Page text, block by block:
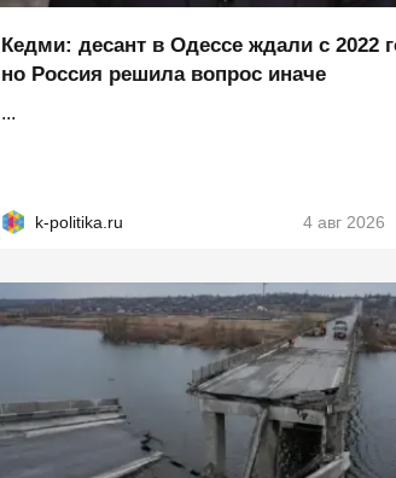
Кедми: десант в Одессе ждали с 2022
но Россия решила вопрос иначе
...
k-politika.ru 4 авг 2026